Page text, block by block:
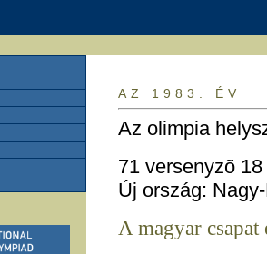
AZ 1983. ÉV
Az olimpia
71 versenyzõ
Új ország:
A magyar csapat